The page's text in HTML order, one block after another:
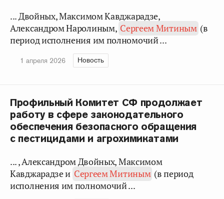
... Двойных, Максимом Кавджарадзе,
Александром Наролиным, Сергеем Митиным (в
период исполнения им полномочий ...
1 апреля 2026 Новость
Профильный Комитет СФ продолжает
работу в сфере законодательного
обеспечения безопасного обращения
с пестицидами и агрохимикатами
... , Александром Двойных, Максимом
Кавджарадзе и Сергеем Митиным (в период
исполнения им полномочий ...